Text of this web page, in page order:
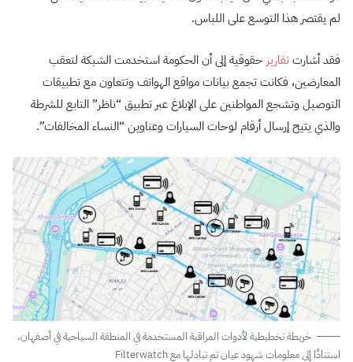
لم يقتصر هذا التوسع على اللباس.
فقد أشارتتقارير حقوقية إلى أن الحكومة استخدمت الشبكة لتعقب
المعارضين، فكانت تجمع بيانات مواقع الهواتف وتتعاون مع تطبيقات
التوصيل وتشجع المواطنين على الإبلاغ عبر تطبيق “ناظر” التابع للشرطة
والذي يتيح إرسال أرقام لوحات السيارات وعناوين “النساء المخالفات”.
خريطة تخطيطية لأدوات المراقبة المستخدمة في المنطقة السياحية في أصفهان،
استنادًا إلى معلومات شهود عيان تم تبادلها مع Filterwatch